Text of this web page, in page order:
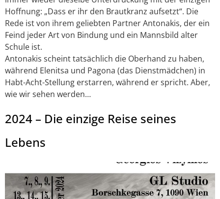
Hoffnung: „Dass er ihr den Brautkranz aufsetzt“. Die
Rede ist von ihrem geliebten Partner Antonakis, der ein
Feind jeder Art von Bindung und ein Mannsbild alter
Schule ist.
Antonakis scheint tatsächlich die Oberhand zu haben,
während Elenitsa und Pagona (das Dienstmädchen) in
Habt-Acht-Stellung erstarren, während er spricht. Aber,
wie wir sehen werden…
2024 – Die einzige Reise seines
Lebens